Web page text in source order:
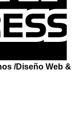
/Diseño Web &